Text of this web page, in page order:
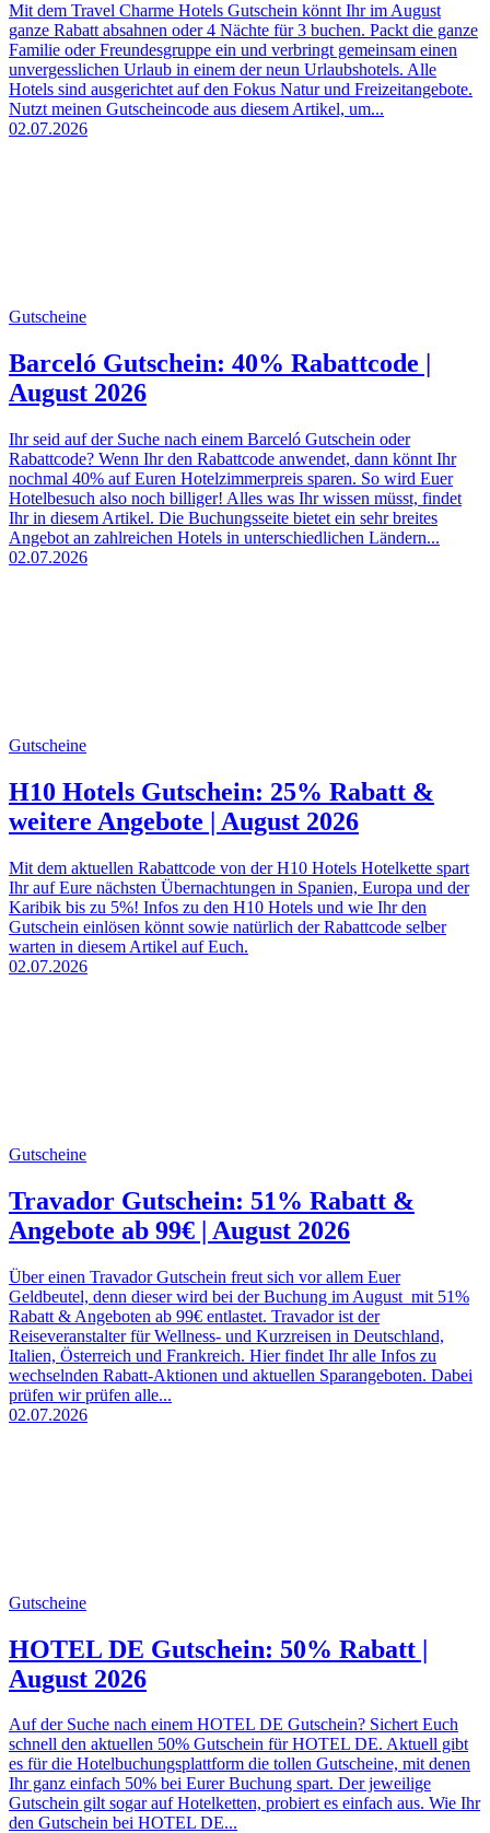
Mit dem Travel Charme Hotels Gutschein könnt Ihr im August
ganze Rabatt absahnen oder 4 Nächte für 3 buchen. Packt die ganze
Familie oder Freundesgruppe ein und verbringt gemeinsam einen
unvergesslichen Urlaub in einem der neun Urlaubshotels. Alle
Hotels sind ausgerichtet auf den Fokus Natur und Freizeitangebote.
Nutzt meinen Gutscheincode aus diesem Artikel, um...
02.07.2026
Gutscheine
Barceló Gutschein: 40% Rabattcode |
August 2026
Ihr seid auf der Suche nach einem Barceló Gutschein oder
Rabattcode? Wenn Ihr den Rabattcode anwendet, dann könnt Ihr
nochmal 40% auf Euren Hotelzimmerpreis sparen. So wird Euer
Hotelbesuch also noch billiger! Alles was Ihr wissen müsst, findet
Ihr in diesem Artikel. Die Buchungsseite bietet ein sehr breites
Angebot an zahlreichen Hotels in unterschiedlichen Ländern...
02.07.2026
Gutscheine
H10 Hotels Gutschein: 25% Rabatt &
weitere Angebote | August 2026
Mit dem aktuellen Rabattcode von der H10 Hotels Hotelkette spart
Ihr auf Eure nächsten Übernachtungen in Spanien, Europa und der
Karibik bis zu 5%! Infos zu den H10 Hotels und wie Ihr den
Gutschein einlösen könnt sowie natürlich der Rabattcode selber
warten in diesem Artikel auf Euch.
02.07.2026
Gutscheine
Travador Gutschein: 51% Rabatt &
Angebote ab 99€ | August 2026
Über einen Travador Gutschein freut sich vor allem Euer
Geldbeutel, denn dieser wird bei der Buchung im August mit 51%
Rabatt & Angeboten ab 99€ entlastet. Travador ist der
Reiseveranstalter für Wellness- und Kurzreisen in Deutschland,
Italien, Österreich und Frankreich. Hier findet Ihr alle Infos zu
wechselnden Rabatt-Aktionen und aktuellen Sparangeboten. Dabei
prüfen wir prüfen alle...
02.07.2026
Gutscheine
HOTEL DE Gutschein: 50% Rabatt |
August 2026
Auf der Suche nach einem HOTEL DE Gutschein? Sichert Euch
schnell den aktuellen 50% Gutschein für HOTEL DE. Aktuell gibt
es für die Hotelbuchungsplattform die tollen Gutscheine, mit denen
Ihr ganz einfach 50% bei Eurer Buchung spart. Der jeweilige
Gutschein gilt sogar auf Hotelketten, probiert es einfach aus. Wie Ihr
den Gutschein bei HOTEL DE...